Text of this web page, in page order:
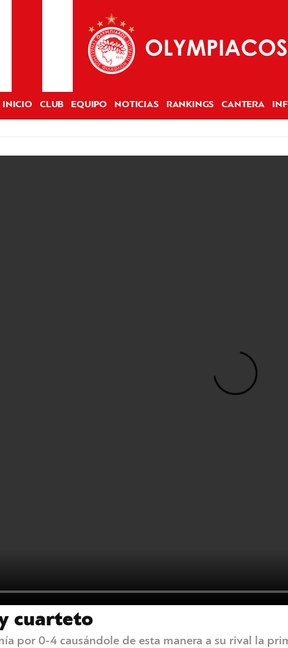
INICIO CLUB EQUIPO NOTICIAS RANKINGS CANTERA
cuarteto
por 0-4 causándole de esta manera a su rival la